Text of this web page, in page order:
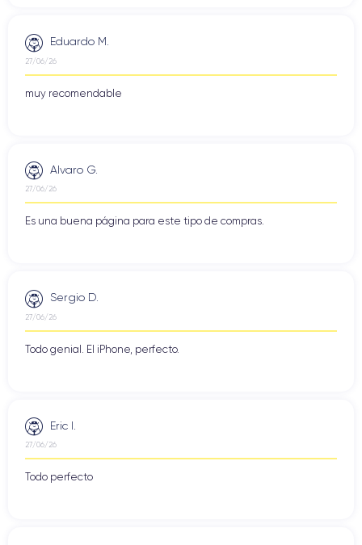
Eduardo M.
27/06/26
muy recomendable
Alvaro G.
27/06/26
Es una buena página para este tipo de compras.
Sergio D.
27/06/26
Todo genial. El iPhone, perfecto.
Eric I.
27/06/26
Todo perfecto